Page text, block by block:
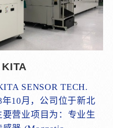
SENSOR TECH.
10月，公司位于新北
营业项目为：专业生